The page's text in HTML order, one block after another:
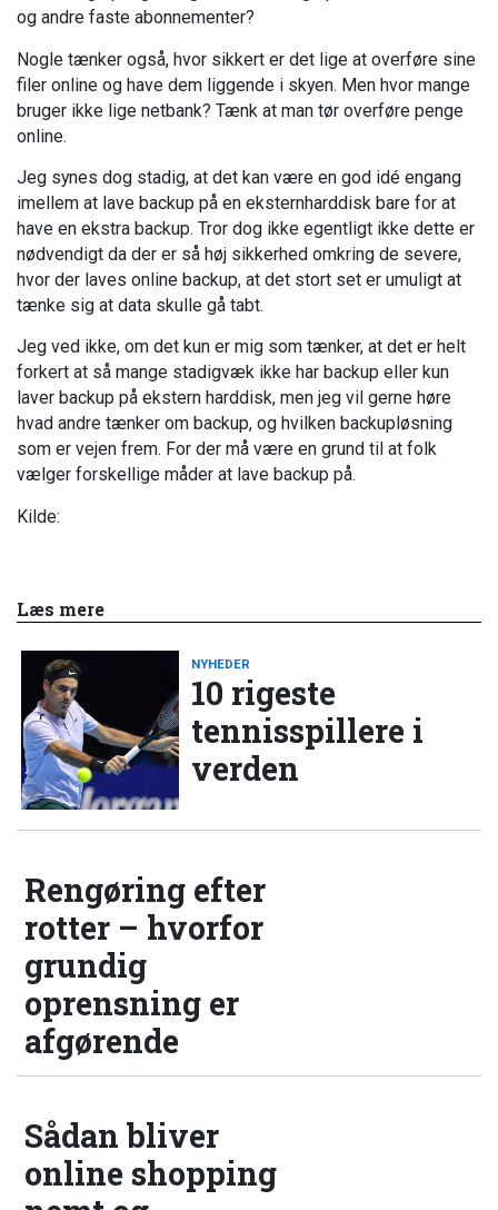
og andre faste abonnementer?
Nogle tænker også, hvor sikkert er det lige at overføre sine
filer online og have dem liggende i skyen. Men hvor mange
bruger ikke lige netbank? Tænk at man tør overføre penge
online.
Jeg synes dog stadig, at det kan være en god idé engang
imellem at lave backup på en eksternharddisk bare for at
have en ekstra backup. Tror dog ikke egentligt ikke dette er
nødvendigt da der er så høj sikkerhed omkring de severe,
hvor der laves online backup, at det stort set er umuligt at
tænke sig at data skulle gå tabt.
Jeg ved ikke, om det kun er mig som tænker, at det er helt
forkert at så mange stadigvæk ikke har backup eller kun
laver backup på ekstern harddisk, men jeg vil gerne høre
hvad andre tænker om backup, og hvilken backupløsning
som er vejen frem. For der må være en grund til at folk
vælger forskellige måder at lave backup på.
Kilde:
Læs mere
NYHEDER
10 rigeste
tennisspillere i
verden
Rengøring efter
rotter – hvorfor
grundig
oprensning er
afgørende
Sådan bliver
online shopping